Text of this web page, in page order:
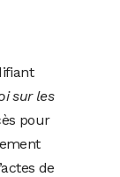
sur les
pour
de